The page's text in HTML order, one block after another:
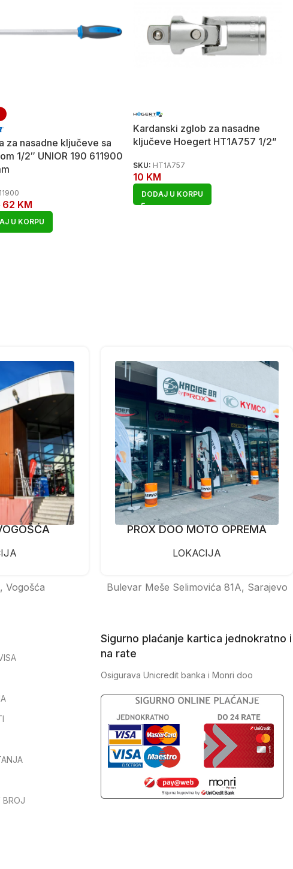
za nasadne ključeve sa
1/2″ UNIOR 190 611900
62 KM
U KORPU
Kardanski zglob za nasadne
ključeve Hoegert HT1A757 1/2”
SKU: HT1A757
10 KM
DODAJ U KORPU
Vogošća
PROX DOO MOTO OPREMA
LOKACIJA
Bulevar Meše Selimovića 81A, Sarajevo
BROJ
Sigurno plaćanje kartica jednokratno i
na rate
Osigurava Unicredit banka i Monri doo